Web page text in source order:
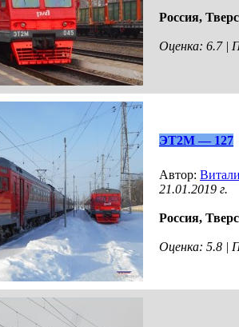
Россия,
Оценка: 6.7 |
ЭТ2М — 127
Автор:
21.01.2019 г.
Россия,
Оценка: 5.8 |